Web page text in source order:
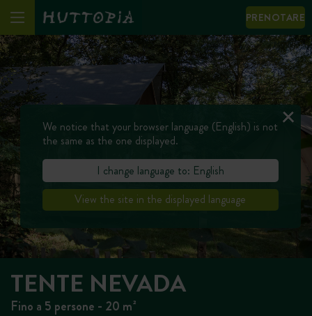
PRENOTARE
TENTE NEVADA
Fino a 5 persone - 20 m²
We notice that your browser language (English) is not
the same as the one displayed.
I change language to: English
View the site in the displayed language